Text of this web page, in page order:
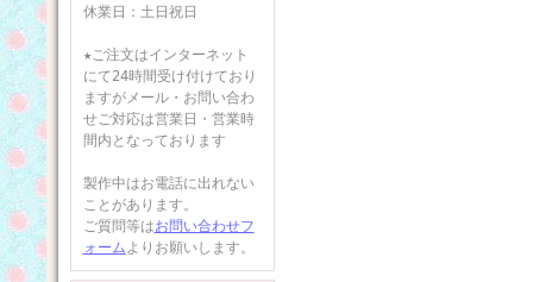
休業日：土日祝日
★ご注文はインターネット
にて24時間受け付けており
ますがメール・お問い合わ
せご対応は営業日・営業時
間内となっております
製作中はお電話に出れない
ことがあります。
ご質問等はお問い合わせフ
ォームよりお願いします。